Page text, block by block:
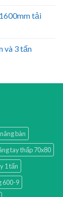
tải
và 3 tấn
bàn
tay thấp 70x80
1 tấn
600-9